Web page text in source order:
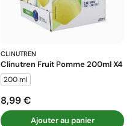
CLINUTREN
Clinutren Fruit Pomme 200ml X4
200 ml
Prix
8,99 €
Ajouter au panier